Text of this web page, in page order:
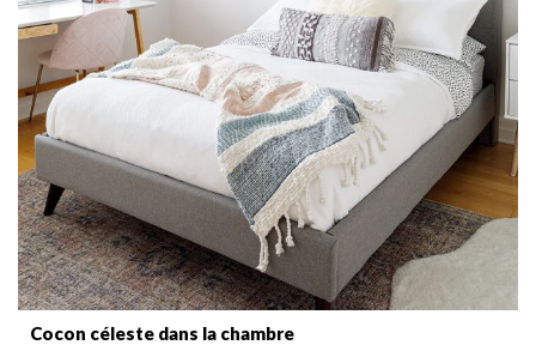
Cocon céleste dans la chambre